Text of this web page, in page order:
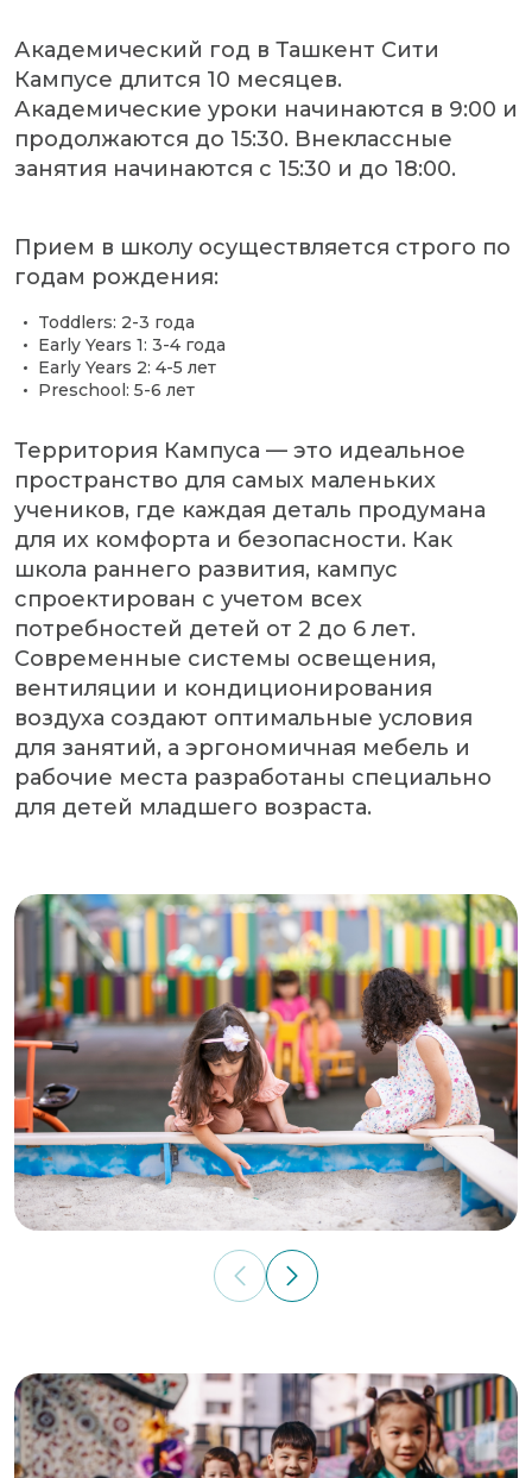
Академический год в Ташкент Сити
Кампусе длится 10 месяцев.
Академические уроки начинаются в 9:00 и
продолжаются до 15:30. Внеклассные
занятия начинаются с 15:30 и до 18:00.
Прием в школу осуществляется строго по
годам рождения:
Toddlers: 2-3 года
Early Years 1: 3-4 года
Early Years 2: 4-5 лет
Preschool: 5-6 лет
Территория Кампуса — это идеальное
пространство для самых маленьких
учеников, где каждая деталь продумана
для их комфорта и безопасности. Как
школа раннего развития, кампус
спроектирован с учетом всех
потребностей детей от 2 до 6 лет.
Современные системы освещения,
вентиляции и кондиционирования
воздуха создают оптимальные условия
для занятий, а эргономичная мебель и
рабочие места разработаны специально
для детей младшего возраста.